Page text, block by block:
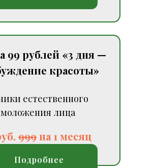
Подробнее
естественного
лица
999 на 1 месяц
99 рублей «3 дня —
красоты»